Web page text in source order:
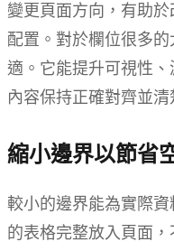
變更頁面方向，有助
配置。對於欄位很多
適。它能提升可視性
內容保持正確對齊並清
縮小邊界以節省
較小的邊界能為實際
的表格完整放入頁面